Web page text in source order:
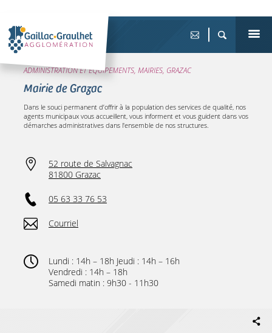
ADMINISTRATION ET ÉQUIPEMENTS, MAIRIES, GRAZAC
Mairie de Grazac
Dans le souci permanent d’offrir à la population des services de qualité, nos
agents municipaux vous accueillent, vous informent et vous guident dans vos
démarches administratives dans l'ensemble de nos structures.
52 route de Salvagnac
81800 Grazac
05 63 33 76 53
Courriel
Lundi : 14h – 18h Jeudi : 14h – 16h
Vendredi : 14h – 18h
Samedi matin : 9h30 - 11h30